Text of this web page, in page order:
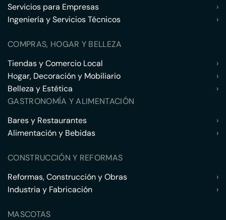
Servicios para Empresas
›
Ingeniería y Servicios Técnicos
›
COMPRAS, HOGAR Y BELLEZA
Tiendas y Comercio Local
›
Hogar, Decoración y Mobiliario
›
Belleza y Estética
›
GASTRONOMÍA Y ALIMENTACIÓN
Bares y Restaurantes
›
Alimentación y Bebidas
›
CONSTRUCCIÓN Y REFORMAS
Reformas, Construcción y Obras
›
Industria y Fabricación
›
MASCOTAS